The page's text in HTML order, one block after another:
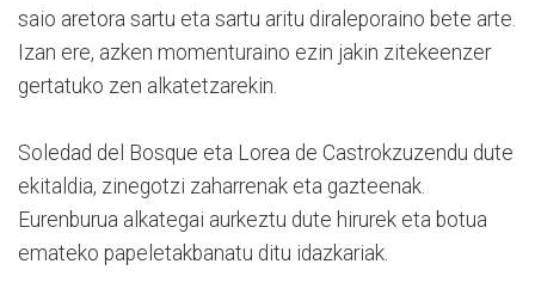
saio aretora sartu eta sartu aritu diraleporaino bete arte.
Izan ere, azken momenturaino ezin jakin zitekeenzer
gertatuko zen alkatetzarekin.
Soledad del Bosque eta Lorea de Castrokzuzendu dute
ekitaldia, zinegotzi zaharrenak eta gazteenak.
Eurenburua alkategai aurkeztu dute hirurek eta botua
emateko papeletakbanatu ditu idazkariak.